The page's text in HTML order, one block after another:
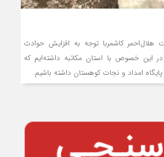
کاشمربا توجه به افزايش حوادث
اين خصوص با استان مکاتبه داشته‌ايم که
پايگاه امداد و نجات کوهستان داشته باشيم.